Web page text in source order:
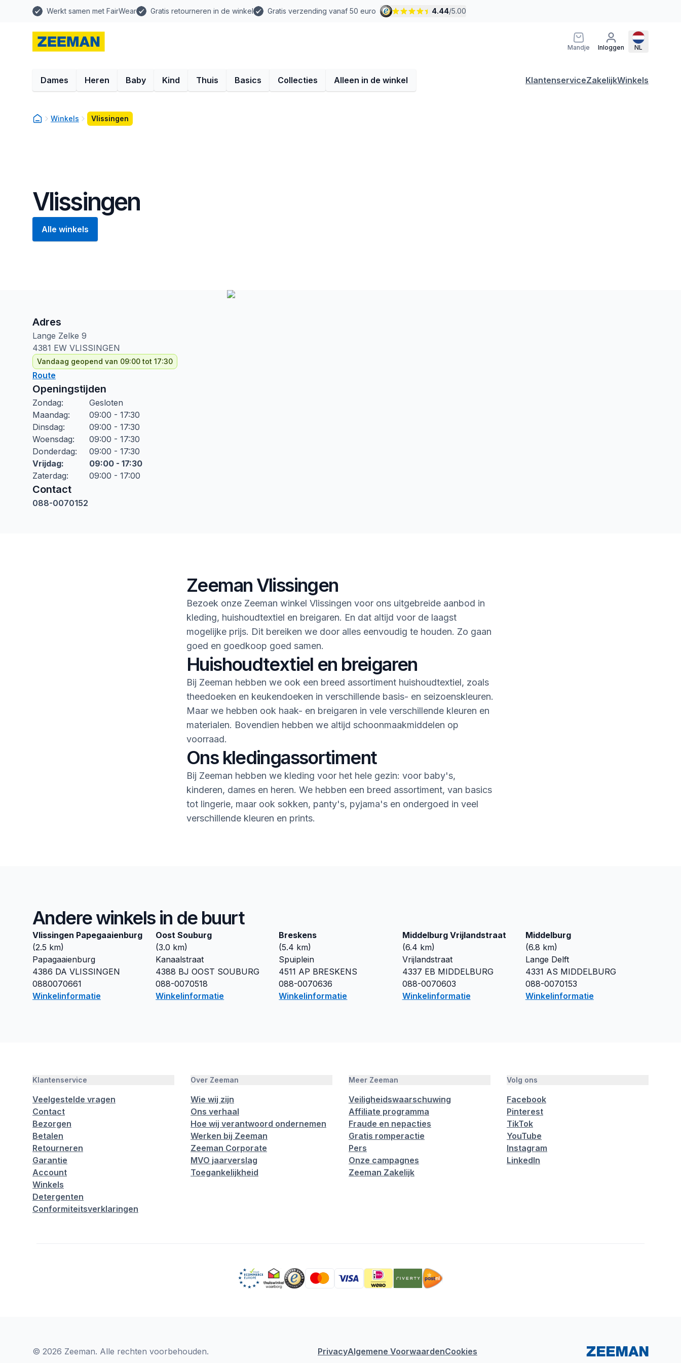
Werkt samen met FairWear Gratis retourneren in de winkel Gratis verzending vanaf 50 euro 4.44/5.00
Mandje Inloggen NL
Dames Heren Baby Kind Thuis Basics Collecties Alleen in de winkel KlantenserviceZakelijkWinkels
Winkels Vlissingen
Vlissingen
Alle winkels
Adres
Lange Zelke 9
4381 EW VLISSINGEN
Vandaag geopend van 09:00 tot 17:30
Route
Openingstijden
Zondag:
Gesloten
Maandag:
09:00 - 17:30
Dinsdag:
09:00 - 17:30
Woensdag:
09:00 - 17:30
Donderdag:
09:00 - 17:30
Vrijdag:
09:00 - 17:30
Zaterdag: 09:00 - 17:00
Contact
088-0070152
Zeeman Vlissingen
Bezoek onze Zeeman winkel Vlissingen voor ons uitgebreide aanbod in
kleding, huishoudtextiel en breigaren. En dat altijd voor de laagst
mogelijke prijs. Dit bereiken we door alles eenvoudig te houden. Zo gaan
goed en goedkoop goed samen.
Huishoudtextiel en breigaren
Bij Zeeman hebben we ook een breed assortiment huishoudtextiel, zoals
theedoeken en keukendoeken in verschillende basis- en seizoenskleuren.
Maar we hebben ook haak- en breigaren in vele verschillende kleuren en
materialen. Bovendien hebben we altijd schoonmaakmiddelen op
voorraad.
Ons kledingassortiment
Bij Zeeman hebben we kleding voor het hele gezin: voor baby's,
kinderen, dames en heren. We hebben een breed assortiment, van basics
tot lingerie, maar ook sokken, panty's, pyjama's en ondergoed in veel
verschillende kleuren en prints.
Andere winkels in de buurt
Vlissingen Papegaaienburg
(2.5 km)
Papagaaienburg
4386 DA VLISSINGEN
0880070661
Winkelinformatie
Oost Souburg
(3.0 km)
Kanaalstraat
4388 BJ OOST SOUBURG
088-0070518
Winkelinformatie
Breskens
(5.4 km)
Spuiplein
4511 AP BRESKENS
088-0070636
Winkelinformatie
Middelburg Vrijlandstraat
(6.4 km)
Vrijlandstraat
4337 EB MIDDELBURG
088-0070603
Winkelinformatie
Middelburg
(6.8 km)
Lange Delft
4331 AS MIDDELBURG
088-0070153
Winkelinformatie
Klantenservice
Veelgestelde vragen
Contact
Bezorgen
Betalen
Retourneren
Garantie
Account
Winkels
Detergenten
Conformiteitsverklaringen
Over Zeeman
Wie wij zijn
Ons verhaal
Hoe wij verantwoord ondernemen
Werken bij Zeeman
Zeeman Corporate
MVO jaarverslag
Toegankelijkheid
Meer Zeeman
Veiligheidswaarschuwing
Affiliate programma
Fraude en nepacties
Gratis romperactie
Pers
Onze campagnes
Zeeman Zakelijk
Volg ons
Facebook
Pinterest
TikTok
YouTube
Instagram
LinkedIn
© 2026 Zeeman. Alle rechten voorbehouden. PrivacyAlgemene VoorwaardenCookies